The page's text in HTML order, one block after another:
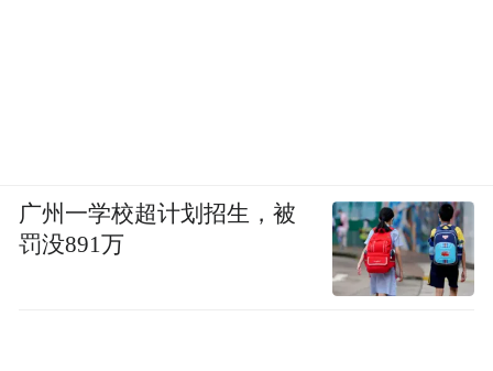
广州一学校超计划招生，被
罚没891万